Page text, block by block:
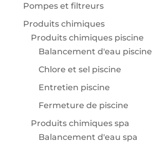
Pompes et filtreurs
Produits chimiques
Produits chimiques piscine
Balancement d'eau piscine
Chlore et sel piscine
Entretien piscine
Fermeture de piscine
Produits chimiques spa
Balancement d'eau spa